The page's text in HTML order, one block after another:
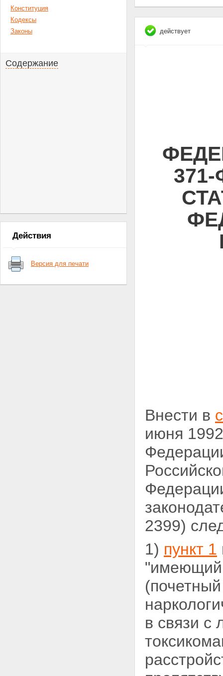
Конституция
Кодексы
Законы
Содержание
Действия
Версия для печати
действует
Внести в
июня
2399)
1) пункт 1
"имеющий
в связи с